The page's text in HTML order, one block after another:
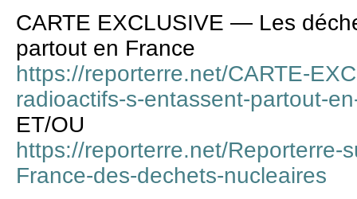
CARTE EXCLUSIVE — Les
partout en France
https://reporterre.net/CARTE-
radioactifs-s-entassent-partout-
ET/OU
https://reporterre.net/Reporterre-
France-des-dechets-nucleaires